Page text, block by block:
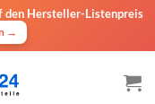
den Hersteller-Listenpreis
→